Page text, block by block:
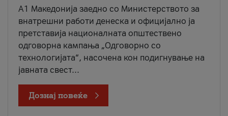
A1 Македонија заедно со Министерството за
внатрешни работи денеска и официјално ја
претставија националната општествено
одговорна кампања „Одговорно со
технологијата“, насочена кон подигнување на
јавната свест...
Дознај повеќе